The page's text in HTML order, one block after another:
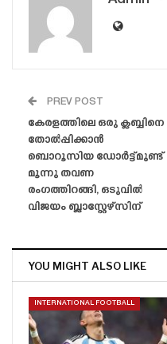
PREV POST
കേരളത്തിലെ ഒരു ക്ലബ്ബിനെ
തോൽപ്പിക്കാൻ
ബൊറൂസിയ ഡോർട്ട്മുണ്ട്
മൂന്നു തവണ
രംഗത്തിറങ്ങി, ഒടുവിൽ
വിജയം ബ്ലാസ്റ്റേഴ്‌സിന്
YOU MIGHT ALSO LIKE
INTERNATIONAL FOOTBALL